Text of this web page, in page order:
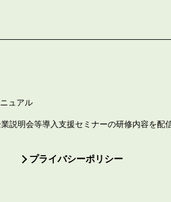
ュアル
説明会等導入支援セミナーの研修内容を配
プライバシーポリシー